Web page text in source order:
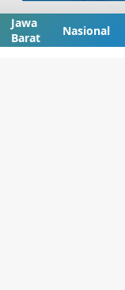
Jawa
Barat
Nasional